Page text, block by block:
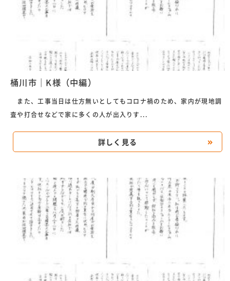
桶川市｜K様（中編）
また、工事当日は仕方無いとしてもコロナ禍のため、家内が現地調
査や打合せなどで家に多くの人が出入りす...
詳しく見る